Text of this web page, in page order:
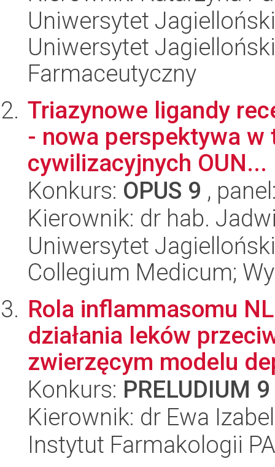
Uniwersytet
Uniwersytet
Farmaceutyczny
Triazynowe ligandy
- nowa perspektywa w
cywilizacyjnych OUN...
Konkurs: OPUS 9 ,
Kierownik: dr hab.
Uniwersytet
Collegium Medicum;
Rola inflammasomu
działania leków
zwierzęcym modelu
Konkurs: PRELUDIUM 9
Kierownik: dr Ewa
Instytut Farmakologii